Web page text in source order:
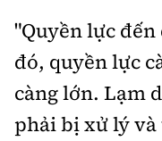
"Quyền lực
đó, quyền lực
càng lớn. Lạm
phải bị xử lý